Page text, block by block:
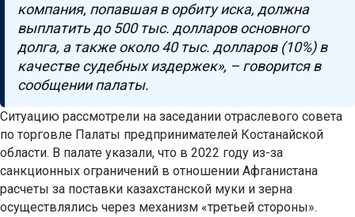
компания, попавшая в орбиту иска, должна
выплатить до 500 тыс. долларов основного
долга, а также около 40 тыс. долларов (10%) в
качестве судебных издержек», – говорится в
сообщении палаты.
Ситуацию рассмотрели на заседании отраслевого совета
по торговле Палаты предпринимателей Костанайской
области. В палате указали, что в 2022 году из-за
санкционных ограничений в отношении Афганистана
расчеты за поставки казахстанской муки и зерна
осуществлялись через механизм «третьей стороны».